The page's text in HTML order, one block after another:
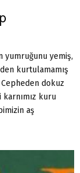
yumruğunu yemiş,
kurtulamamış
dokuz
kuru
aş